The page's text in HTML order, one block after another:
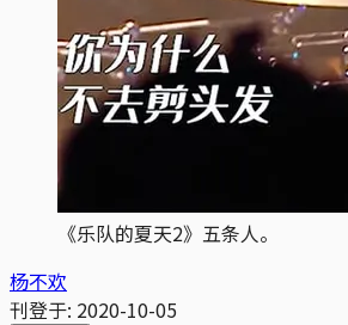
《乐队的夏天2》五条人。
杨不欢
刊登于: 2020-10-05